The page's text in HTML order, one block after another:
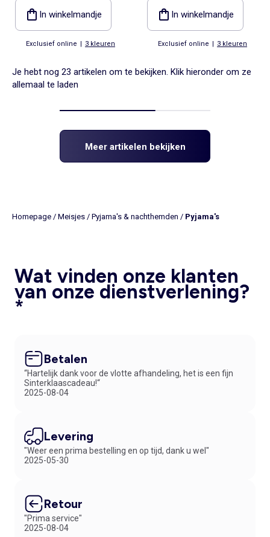
In winkelmandje
Exclusief online | 3 kleuren
In winkelmandje
Exclusief online | 3 kleuren
Je hebt nog 23 artikelen om te bekijken. Klik hieronder om ze
allemaal te laden
Meer artikelen bekijken
Homepage / Meisjes / Pyjama's & nachthemden / Pyjama's
Wat vinden onze klanten
van onze dienstverlening?
*
Betalen
“Hartelijk dank voor de vlotte afhandeling, het is een fijn
Sinterklaascadeau!“
2025-08-04
Levering
"Weer een prima bestelling en op tijd, dank u wel"
2025-05-30
Retour
"Prima service"
2025-08-04